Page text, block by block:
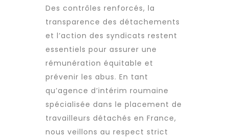
Des contrôles renforcés, la
transparence des détachements
et l’action des syndicats restent
essentiels pour assurer une
rémunération équitable et
prévenir les abus. En tant
qu’agence d’intérim roumaine
spécialisée dans le placement de
travailleurs détachés en France,
nous veillons au respect strict